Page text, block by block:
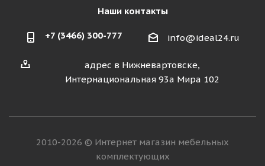
Наши контакты
+7 (3466) 300-777 info@ideal24.ru
адрес в Нижневартовске,
Интернациональная 93а Мира 102
2010-2026 © Интернет магазин мебельных
комплектующих